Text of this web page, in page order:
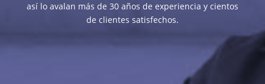
así lo avalan más de 30 años de experiencia y cientos
de clientes satisfechos.